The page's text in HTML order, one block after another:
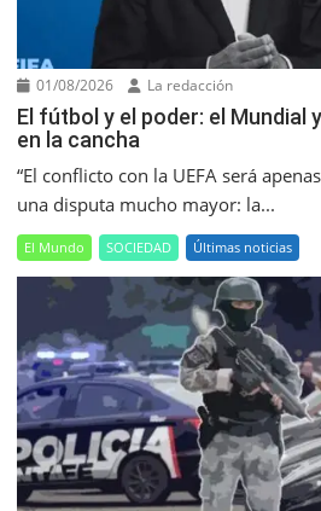
01/08/2026 La redacción
El fútbol y el poder: el Mundial
en la cancha
“El conflicto con la UEFA será
una disputa mucho mayor: la...
El Mundo SOCIEDAD Últimas noticias